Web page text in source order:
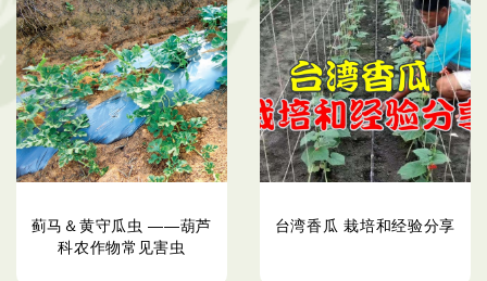
蓟马＆黄守瓜虫 ——葫芦
科农作物常见害虫
台湾香瓜 栽培和经验分享